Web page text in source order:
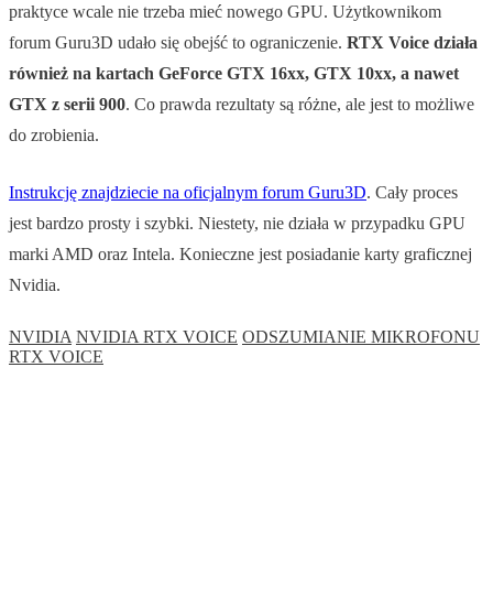
praktyce wcale nie trzeba mieć nowego GPU. Użytkownikom
forum Guru3D udało się obejść to ograniczenie. RTX Voice działa
również na kartach GeForce GTX 16xx, GTX 10xx, a nawet
GTX z serii 900. Co prawda rezultaty są różne, ale jest to możliwe
do zrobienia.
Instrukcję znajdziecie na oficjalnym forum Guru3D. Cały proces
jest bardzo prosty i szybki. Niestety, nie działa w przypadku GPU
marki AMD oraz Intela. Konieczne jest posiadanie karty graficznej
Nvidia.
NVIDIA NVIDIA RTX VOICE ODSZUMIANIE MIKROFONU
RTX VOICE